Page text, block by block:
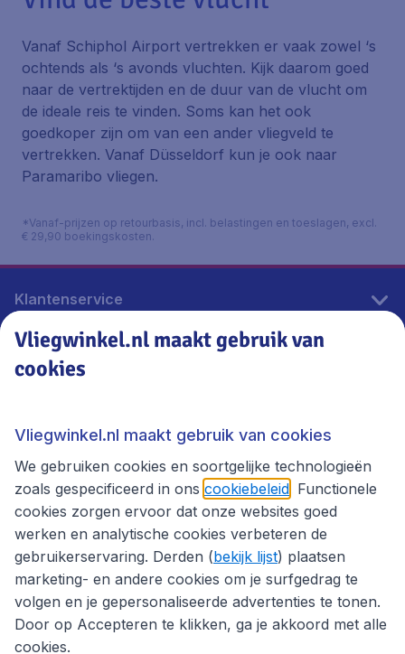
Vanaf Schiphol Airport vertrekken er vaak zowel ‘s
ochtends als ‘s avonds vluchten. Kijk daarom goed
naar de vertrektijden en de duur van de vlucht om
de ideale reis te vinden. Soms kan het ook
goedkoper zijn om van een ander vliegveld te
vertrekken. Vanaf Düsseldorf kun je ook naar
Paramaribo vliegen.
*Vanaf-prijzen op retourbasis, incl. belastingen en toeslagen, excl.
€ 29,90 boekingskosten.
Klantenservice
Vliegwinkel.nl
Thema's
Vliegwinkel.nl maakt gebruik van
cookies
Vliegwinkel.nl maakt gebruik van cookies
We gebruiken cookies en soortgelijke technologieën
zoals gespecificeerd in ons cookiebeleid . Functionele
cookies zorgen ervoor dat onze websites goed
werken en analytische cookies verbeteren de
gebruikerservaring. Derden (bekijk lijst) plaatsen
marketing- en andere cookies om je surfgedrag te
volgen en je gepersonaliseerde advertenties te tonen.
Door op Accepteren te klikken, ga je akkoord met alle
cookies.